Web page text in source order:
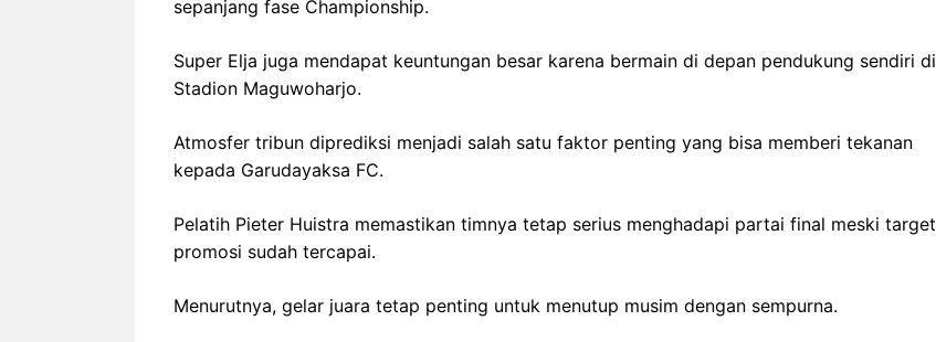
sepanjang fase Championship.
Super Elja juga mendapat keuntungan besar karena bermain di depan pendukung sendiri di
Stadion Maguwoharjo.
Atmosfer tribun diprediksi menjadi salah satu faktor penting yang bisa memberi tekanan
kepada Garudayaksa FC.
Pelatih Pieter Huistra memastikan timnya tetap serius menghadapi partai final meski target
promosi sudah tercapai.
Menurutnya, gelar juara tetap penting untuk menutup musim dengan sempurna.